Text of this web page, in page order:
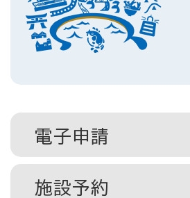
電子申請
施設予約